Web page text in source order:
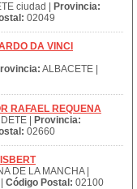
ciudad |
Provincia:
02049
DA VINCI
ALBACETE |
RAFAEL REQUENA
|
Provincia:
02660
DE LA MANCHA |
Código Postal: 02100